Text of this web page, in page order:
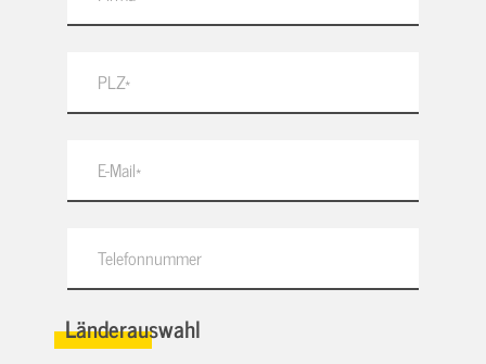
Länderauswahl